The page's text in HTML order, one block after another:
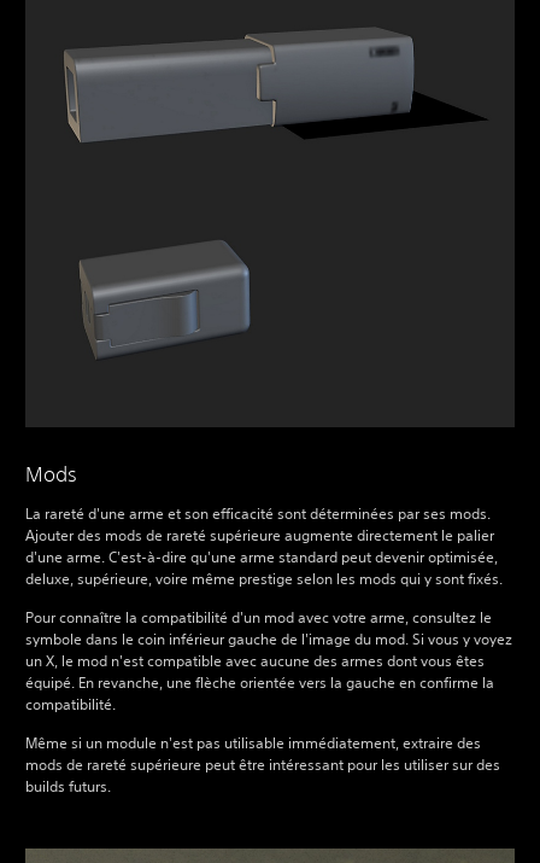
Mods
La rareté d'une arme et son efficacité sont déterminées par ses mods.
Ajouter des mods de rareté supérieure augmente directement le palier
d'une arme. C'est-à-dire qu'une arme standard peut devenir optimisée,
deluxe, supérieure, voire même prestige selon les mods qui y sont fixés.
Pour connaître la compatibilité d'un mod avec votre arme, consultez le
symbole dans le coin inférieur gauche de l'image du mod. Si vous y voyez
un X, le mod n'est compatible avec aucune des armes dont vous êtes
équipé. En revanche, une flèche orientée vers la gauche en confirme la
compatibilité.
Même si un module n'est pas utilisable immédiatement, extraire des
mods de rareté supérieure peut être intéressant pour les utiliser sur des
builds futurs.